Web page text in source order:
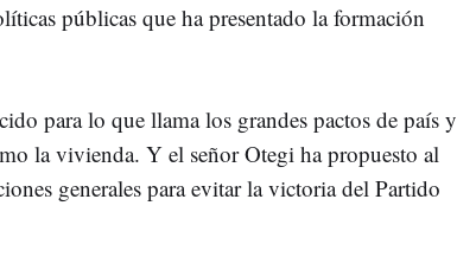
públicas que ha presentado la formación
para lo que llama los grandes pactos de país y
la vivienda. Y el señor Otegi ha propuesto al
generales para evitar la victoria del Partido